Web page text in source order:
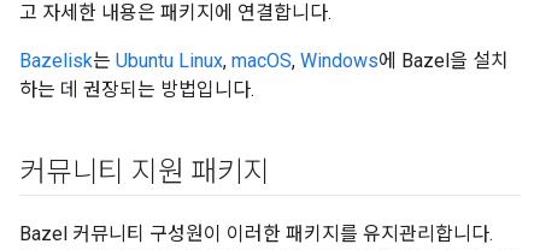
고 자세한 내용은 패키지에 연결합니다.
Bazelisk는 Ubuntu Linux, macOS, Windows에 Bazel을 설치
하는 데 권장되는 방법입니다.
커뮤니티 지원 패키지
Bazel 커뮤니티 구성원이 이러한 패키지를 유지관리합니다.